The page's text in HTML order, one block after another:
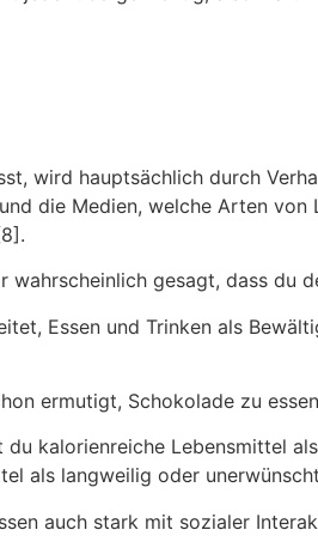
wird hauptsächlich durch
die Medien, welche Arten
wahrscheinlich gesagt, dass du
Essen und Trinken als
ermutigt, Schokolade zu
kalorienreiche Lebensmittel
als langweilig oder
auch stark mit sozialer